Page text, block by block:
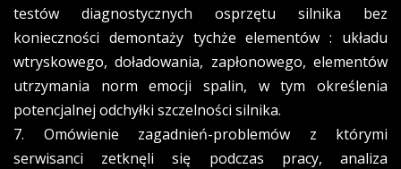
testów diagnostycznych osprzętu silnika bez
konieczności demontaży tychże elementów : układu
wtryskowego, doładowania, zapłonowego, elementów
utrzymania norm emocji spalin, w tym określenia
potencjalnej odchyłki szczelności silnika.
7. Omówienie zagadnień-problemów z którymi
serwisanci zetknęli się podczas pracy, analiza